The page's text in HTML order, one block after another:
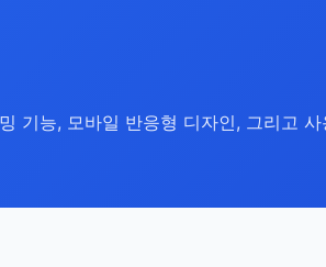
기능, 모바일 반응형 디자인, 그리고